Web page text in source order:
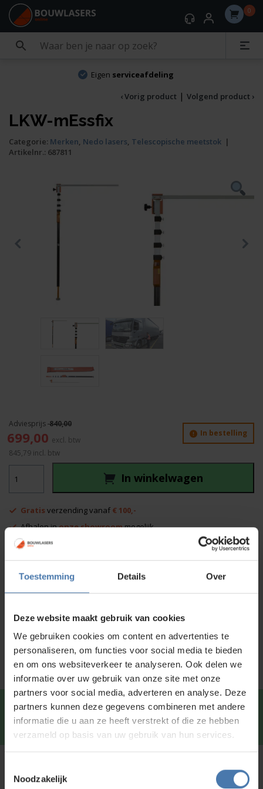
Toestemming Details Over
Deze website maakt gebruik van cookies
We gebruiken cookies om content en advertenties te
personaliseren, om functies voor social media te bieden
en om ons websiteverkeer te analyseren. Ook delen we
informatie over uw gebruik van onze site met onze
partners voor social media, adverteren en analyse. Deze
partners kunnen deze gegevens combineren met andere
informatie die u aan ze heeft verstrekt of die ze hebben
verzameld op basis van uw gebruik van hun services.
Noodzakelijk
0
Eigen serviceafdeling
‹ Vorig product | Volgend product ›
LKW-mEssfix
Categorie: Merken, Nedo lasers, Telescopische meetstok |
Artikelnr.: 687811
In bestelling
mEssfix
aantal
845,79 incl. btw
In winkelwagen
840,00
Oorspronkelijke
prijs
was:
699,00
699,00.
Gratis verzending vanaf € 100,-
Afhalen inonze showroommogelijk
Voor 15:00 besteld is
Productinformatie
Service en kalibratie
Snel en direct contact?We beantwoorden je vragen
graag viaWhatsapp.